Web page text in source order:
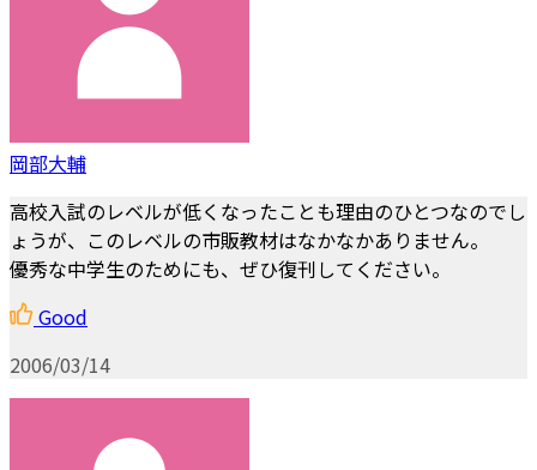
岡部大輔
高校入試のレベルが低くなったことも理由のひとつなのでし
ょうが、このレベルの市販教材はなかなかありません。
優秀な中学生のためにも、ぜひ復刊してください。
Good
2006/03/14